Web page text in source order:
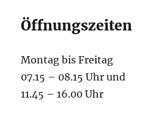
Öffnungszeiten
Montag bis Freitag
07.15 – 08.15 Uhr und
11.45 – 16.00 Uhr